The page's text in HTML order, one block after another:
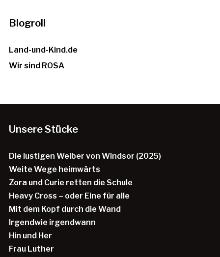
Blogroll
Land-und-Kind.de
Wir sind ROSA
Unsere Stücke
Die lustigen Weiber von Windsor (2025)
Weite Wege heimwärts
Zora und Curie retten die Schule
Heavy Cross – oder Eine für alle
Mit dem Kopf durch die Wand
Irgendwie irgendwann
Hin und Her
Frau Luther